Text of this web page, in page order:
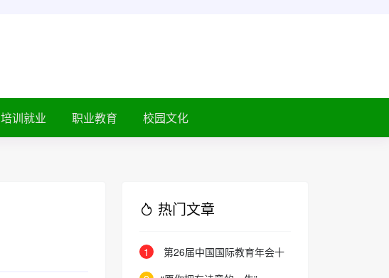
培训就业 职业教育 校园文化
热门文章
1
第26届中国国际教育年会十
月在京启幕